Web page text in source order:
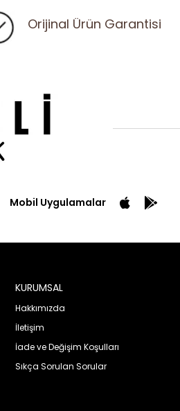
Orijinal Ürün Garantisi
Mobil Uygulamalar
KURUMSAL
Hakkımızda
İletişim
İade ve Değişim Koşulları
Sıkça Sorulan Sorular